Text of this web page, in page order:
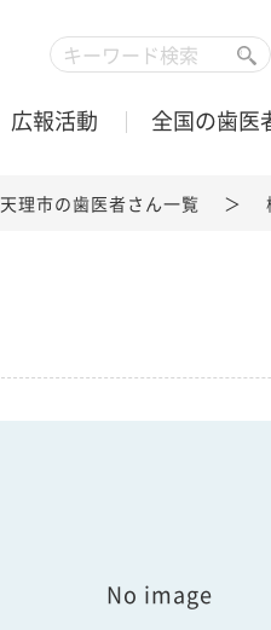
広報活動 全国の歯医
天理市の歯医者さん一覧
No image